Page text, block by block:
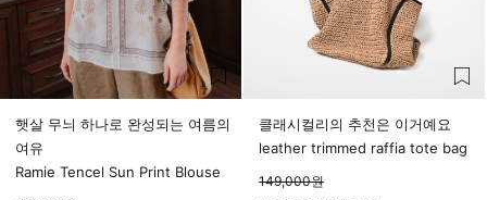
햇살 무늬 하나로 완성되는 여름의
여유
Ramie Tencel Sun Print Blouse
클래시컬리의 추천은 이거예요
leather trimmed raffia tote bag
149,000원